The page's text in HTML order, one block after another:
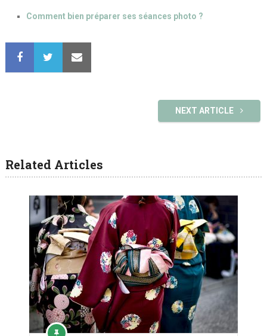
Comment bien préparer ses séances photo ?
NEXT ARTICLE
Related Articles